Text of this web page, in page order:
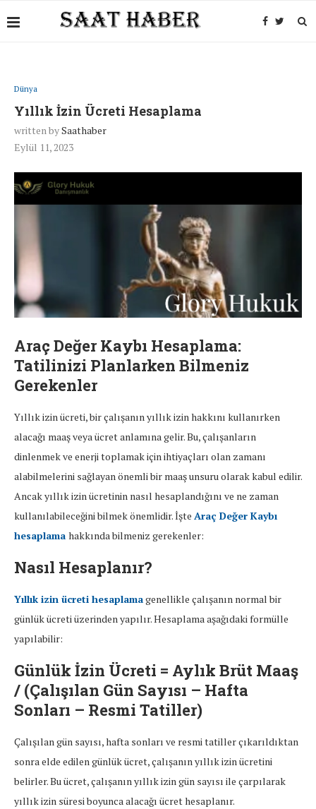
Dünya
Yıllık İzin Ücreti Hesaplama
written bySaathaber
Eylül 11, 2023
Araç Değer Kaybı Hesaplama:
Tatilinizi Planlarken Bilmeniz
Gerekenler
Yıllık izin ücreti, bir çalışanın yıllık izin hakkını kullanırken
alacağı maaş veya ücret anlamına gelir. Bu, çalışanların
dinlenmek ve enerji toplamak için ihtiyaçları olan zamanı
alabilmelerini sağlayan önemli bir maaş unsuru olarak kabul edilir.
Ancak yıllık izin ücretinin nasıl hesaplandığını ve ne zaman
kullanılabileceğini bilmek önemlidir. İşte Araç Değer Kaybı
hesaplama hakkında bilmeniz gerekenler:
Nasıl Hesaplanır?
Yıllık izin ücreti hesaplamagenellikle çalışanın normal bir
günlük ücreti üzerinden yapılır. Hesaplama aşağıdaki formülle
yapılabilir:
Günlük İzin Ücreti = Aylık Brüt Maaş
/ (Çalışılan Gün Sayısı – Hafta
Sonları – Resmi Tatiller)
Çalışılan gün sayısı, hafta sonları ve resmi tatiller çıkarıldıktan
sonra elde edilen günlük ücret, çalışanın yıllık izin ücretini
belirler. Bu ücret, çalışanın yıllık izin gün sayısı ile çarpılarak
yıllık izin süresi boyunca alacağı ücret hesaplanır.